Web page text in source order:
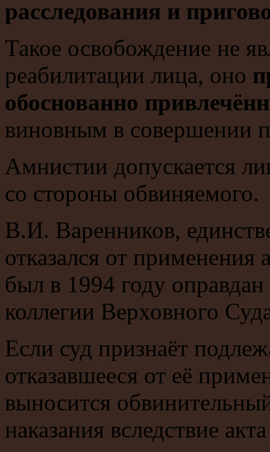
расследования и
Такое освобождение не
реабилитации лица, оно
обоснованно
виновным в совершении
Амнистии допускается
со стороны обвиняемого.
В.И. Варенников,
отказался от
был в 1994 году
коллегии Верховного
Если суд признаёт
отказавшееся от её
выносится
наказания вследствие